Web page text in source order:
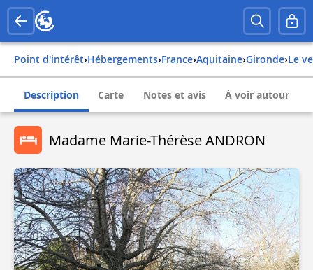
Point d'intérêt› Hébergements› france› aquitaine› gironde› le
Description Carte Notes et avis À voir autour
Madame Marie-Thérèse ANDRON